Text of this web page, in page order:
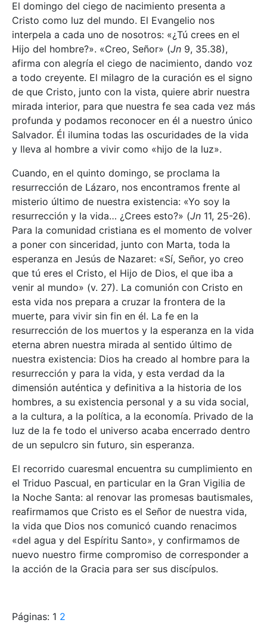
El domingo del ciego de nacimiento presenta a
Cristo como luz del mundo. El Evangelio nos
interpela a cada uno de nosotros: «¿Tú crees en el
Hijo del hombre?». «Creo, Señor» (Jn 9, 35.38),
afirma con alegría el ciego de nacimiento, dando voz
a todo creyente. El milagro de la curación es el signo
de que Cristo, junto con la vista, quiere abrir nuestra
mirada interior, para que nuestra fe sea cada vez más
profunda y podamos reconocer en él a nuestro único
Salvador. Él ilumina todas las oscuridades de la vida
y lleva al hombre a vivir como «hijo de la luz».
Cuando, en el quinto domingo, se proclama la
resurrección de Lázaro, nos encontramos frente al
misterio último de nuestra existencia: «Yo soy la
resurrección y la vida… ¿Crees esto?» (Jn 11, 25-26).
Para la comunidad cristiana es el momento de volver
a poner con sinceridad, junto con Marta, toda la
esperanza en Jesús de Nazaret: «Sí, Señor, yo creo
que tú eres el Cristo, el Hijo de Dios, el que iba a
venir al mundo» (v. 27). La comunión con Cristo en
esta vida nos prepara a cruzar la frontera de la
muerte, para vivir sin fin en él. La fe en la
resurrección de los muertos y la esperanza en la vida
eterna abren nuestra mirada al sentido último de
nuestra existencia: Dios ha creado al hombre para la
resurrección y para la vida, y esta verdad da la
dimensión auténtica y definitiva a la historia de los
hombres, a su existencia personal y a su vida social,
a la cultura, a la política, a la economía. Privado de la
luz de la fe todo el universo acaba encerrado dentro
de un sepulcro sin futuro, sin esperanza.
El recorrido cuaresmal encuentra su cumplimiento en
el Triduo Pascual, en particular en la Gran Vigilia de
la Noche Santa: al renovar las promesas bautismales,
reafirmamos que Cristo es el Señor de nuestra vida,
la vida que Dios nos comunicó cuando renacimos
«del agua y del Espíritu Santo», y confirmamos de
nuevo nuestro firme compromiso de corresponder a
la acción de la Gracia para ser sus discípulos.
Páginas: 1 2